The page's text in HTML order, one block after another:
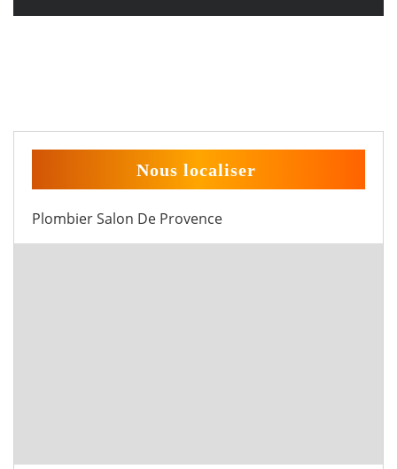
Nous localiser
Plombier Salon De Provence